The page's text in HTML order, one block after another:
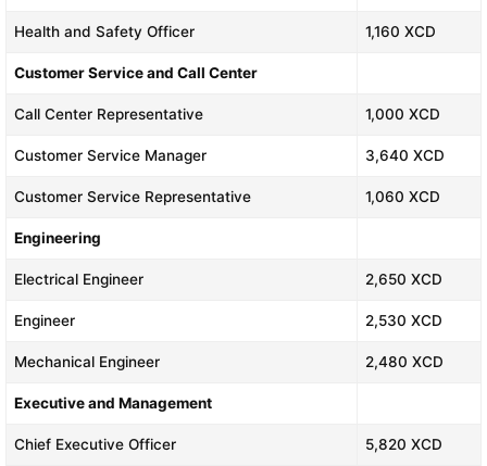
Health and Safety Officer 1,160 XCD
Customer Service and Call Center
Call Center Representative 1,000 XCD
Customer Service Manager 3,640 XCD
Customer Service Representative 1,060 XCD
Engineering
Electrical Engineer 2,650 XCD
Engineer 2,530 XCD
Mechanical Engineer 2,480 XCD
Executive and Management
Chief Executive Officer 5,820 XCD